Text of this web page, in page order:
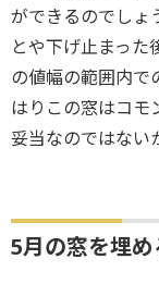
ができるのでしょ
とや下げ止まっ
の値幅の範囲内で
はりこの窓はコモ
妥当なのではない
5月の窓を埋め